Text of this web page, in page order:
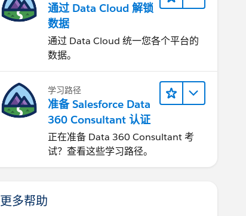
通过 Data Cloud 解锁
数据
通过 Data Cloud 统一您各个平台的
数据。
学习路径
准备 Salesforce Data
360 Consultant 认证
正在准备 Data 360 Consultant 考
试？查看这些学习路径。
更多帮助